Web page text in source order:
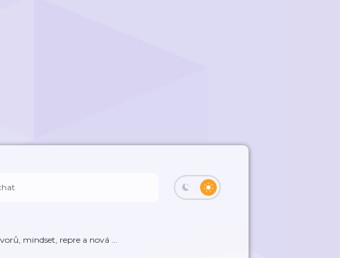
mindset, repre a nová ...